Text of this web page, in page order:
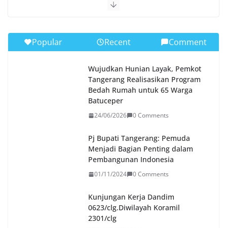
Popular Recent Comment
Wujudkan Hunian Layak, Pemkot
Tangerang Realisasikan Program
Bedah Rumah untuk 65 Warga
Batuceper
24/06/2026 0 Comments
Pj Bupati Tangerang: Pemuda
Menjadi Bagian Penting dalam
Pembangunan Indonesia
01/11/2024 0 Comments
Kunjungan Kerja Dandim
0623/clg.Diwilayah Koramil
2301/clg